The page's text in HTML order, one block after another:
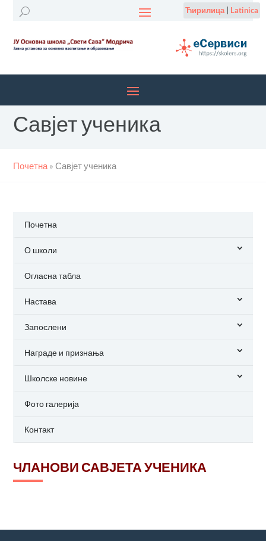
Ћирилица| Latinica
Савјет ученика
Почетна »Савјет ученика
Почетна
О школи
Огласна табла
Настава
Запослени
Награде и признања
Школске новине
Фото галерија
Контакт
ЧЛАНОВИ САВЈЕТА УЧЕНИКА